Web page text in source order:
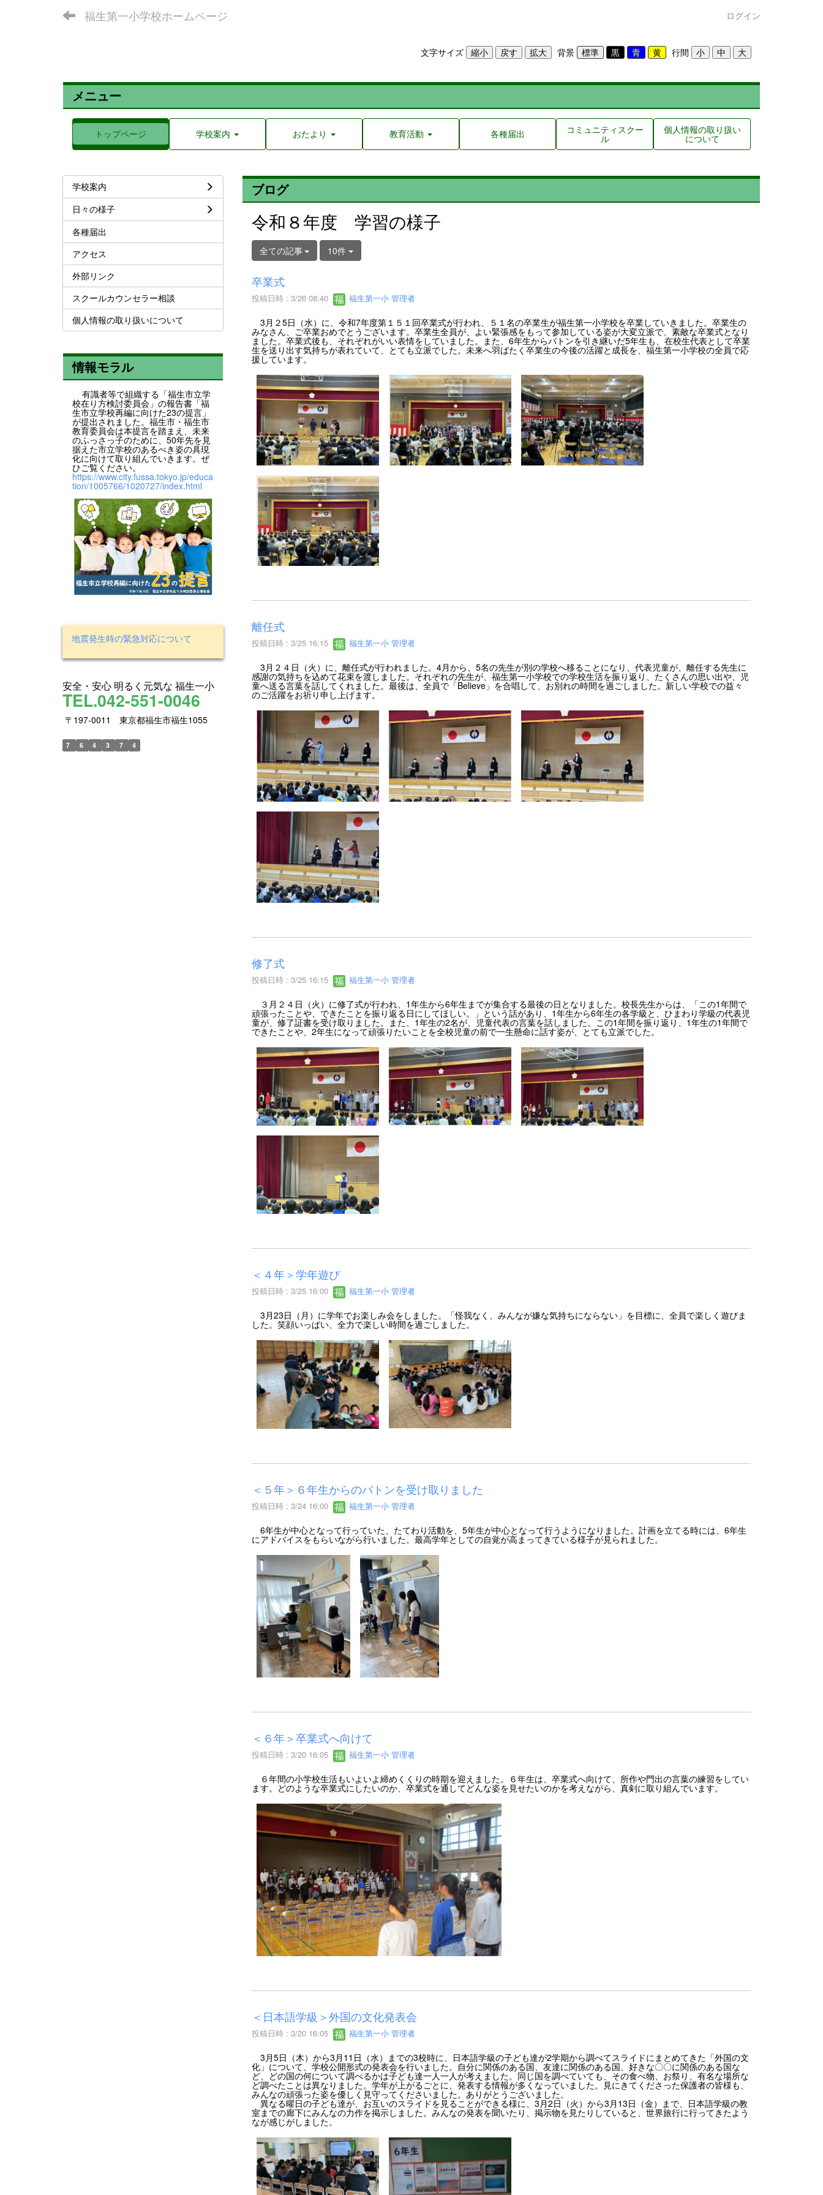
福生第一小学校ホームページ ログイン
文字サイズ 背景 行間
メニュー
トップページ 学校案内 おたより 教育活動 各種届出 コミュニティスクー
ル
個人情報の取り扱い
について
ブログ
令和８年度 学習の様子
全ての記事 10件
卒業式
投稿日時 : 3/26 08:40 福生第一小 管理者
3月２5日（水）に、令和7年度第１５１回卒業式が行われ、５１名の卒業生が福生第一小学校を卒業していきました。卒業生の
みなさん、ご卒業おめでとうございます。卒業生全員が、よい緊張感をもって参加している姿が大変立派で、素敵な卒業式となり
ました。卒業式後も、それぞれがいい表情をしていました。また、6年生からバトンを引き継いだ5年生も、在校生代表として卒業
生を送り出す気持ちが表れていて、とても立派でした。未来へ羽ばたく卒業生の今後の活躍と成長を、福生第一小学校の全員で応
援しています。
離任式
投稿日時 : 3/25 16:15 福生第一小 管理者
3月２４日（火）に、離任式が行われました。4月から、5名の先生が別の学校へ移ることになり、代表児童が、離任する先生に
感謝の気持ちを込めて花束を渡しました。それぞれの先生が、福生第一小学校での学校生活を振り返り、たくさんの思い出や、児
童へ送る言葉を話してくれました。最後は、全員で「Believe」を合唱して、お別れの時間を過ごしました。新しい学校での益々
のご活躍をお祈り申し上げます。
修了式
投稿日時 : 3/25 16:15 福生第一小 管理者
３月２４日（火）に修了式が行われ、1年生から6年生までが集合する最後の日となりました。校長先生からは、「この1年間で
頑張ったことや、できたことを振り返る日にしてほしい。」という話があり、1年生から6年生の各学級と、ひまわり学級の代表児
童が、修了証書を受け取りました。また、1年生の2名が、児童代表の言葉を話しました。この1年間を振り返り、1年生の1年間で
できたことや、2年生になって頑張りたいことを全校児童の前で一生懸命に話す姿が、とても立派でした。
＜４年＞学年遊び
投稿日時 : 3/25 16:00 福生第一小 管理者
3月23日（月）に学年でお楽しみ会をしました。「怪我なく、みんなが嫌な気持ちにならない」を目標に、全員で楽しく遊びま
した。笑顔いっぱい、全力で楽しい時間を過ごしました。
＜５年＞６年生からのバトンを受け取りました
投稿日時 : 3/24 16:00 福生第一小 管理者
6年生が中心となって行っていた、たてわり活動を、5年生が中心となって行うようになりました。計画を立てる時には、6年生
にアドバイスをもらいながら行いました。最高学年としての自覚が高まってきている様子が見られました。
＜６年＞卒業式へ向けて
投稿日時 : 3/20 16:05 福生第一小 管理者
６年間の小学校生活もいよいよ締めくくりの時期を迎えました。６年生は、卒業式へ向けて、所作や門出の言葉の練習をしてい
ます。どのような卒業式にしたいのか、卒業式を通してどんな姿を見せたいのかを考えながら、真剣に取り組んでいます。
＜日本語学級＞外国の文化発表会
投稿日時 : 3/20 16:05 福生第一小 管理者
3月5日（木）から3月11日（水）までの3校時に、日本語学級の子ども達が2学期から調べてスライドにまとめてきた「外国の文
化」について、学校公開形式の発表会を行いました。自分に関係のある国、友達に関係のある国、好きな〇〇に関係のある国な
ど、どの国の何について調べるかは子ども達一人一人が考えました。同じ国を調べていても、その食べ物、お祭り、有名な場所な
ど調べたことは異なりました。学年が上がるごとに、発表する情報が多くなっていました。見にきてくださった保護者の皆様も、
みんなの頑張った姿を優しく見守ってくださいました。ありがとうございました。
異なる曜日の子ども達が、お互いのスライドを見ることができる様に、3月2日（火）から3月13日（金）まで、日本語学級の教
室までの廊下にみんなの力作を掲示しました。みんなの発表を聞いたり、掲示物を見たりしていると、世界旅行に行ってきたよう
なが感じがしました。
学校案内
日々の様子
各種届出
アクセス
外部リンク
スクールカウンセラー相談
個人情報の取り扱いについて
情報モラル
有識者等で組織する「福生市立学
校在り方検討委員会」の報告書「福
生市立学校再編に向けた23の提言」
が提出されました。福生市・福生市
教育委員会は本提言を踏まえ、未来
のふっさっ子のために、50年先を見
据えた市立学校のあるべき姿の具現
化に向けて取り組んでいきます。ぜ
ひご覧ください。
https://www.city.fussa.tokyo.jp/educa
tion/1005766/1020727/index.html
地震発生時の緊急対応について
安全・安心 明るく元気な 福生一小
TEL.042-551-0046
〒197-0011 東京都福生市福生1055
7 6 4 3 7 4